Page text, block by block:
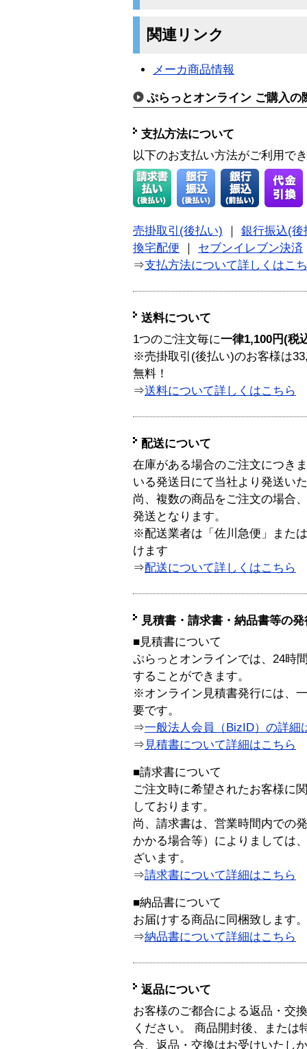
関連リンク
メーカ商品情報
ぷらっとオンライン ご購入の
支払方法について
以下のお支払い方法がご利用で
売掛取引(後払い)
銀行振込(後
換宅配便
セブンイレブン決済
⇒支払方法について詳しくはこ
送料について
1つのご注文毎に一律1,100円(税
※売掛取引(後払い)のお客様は
無料！
⇒送料について詳しくはこちら
配送について
在庫がある場合のご注文につき
いる発送日にて当社より発送い
尚、複数の商品をご注文の場合
発送となります。
※配送業者は「佐川急便」また
けます
⇒配送について詳しくはこちら
見積書・請求書・納品書等の
■見積書について
ぷらっとオンラインでは、24時
することができます。
※オンライン見積書発行には、
要です。
⇒一般法人会員（BizID）の詳細
⇒ 見積書について詳細はこちら
■請求書について
ご注文時に希望されたお客様に
しております。
尚、請求書は、営業時間内での
かかる場合等）によりましては
ざいます。
⇒請求書について詳細はこちら
■納品書について
お届けする商品に同梱致します。
⇒納品書について詳細はこちら
返品について
お客様のご都合による返品・交
ください。 商品開封後、または
合、返品・交換はお受けいたし